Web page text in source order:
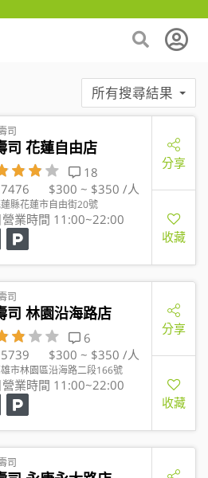
所有搜尋結果
司
司 花蓮自由店
18
$300 ~ $350 /人
縣花蓮市自由街20號
營業時間 11:00~22:00
分享
收藏
司
司 林園沿海路店
6
$300 ~ $350 /人
市林園區沿海路二段166號
營業時間 11:00~22:00
分享
收藏
司